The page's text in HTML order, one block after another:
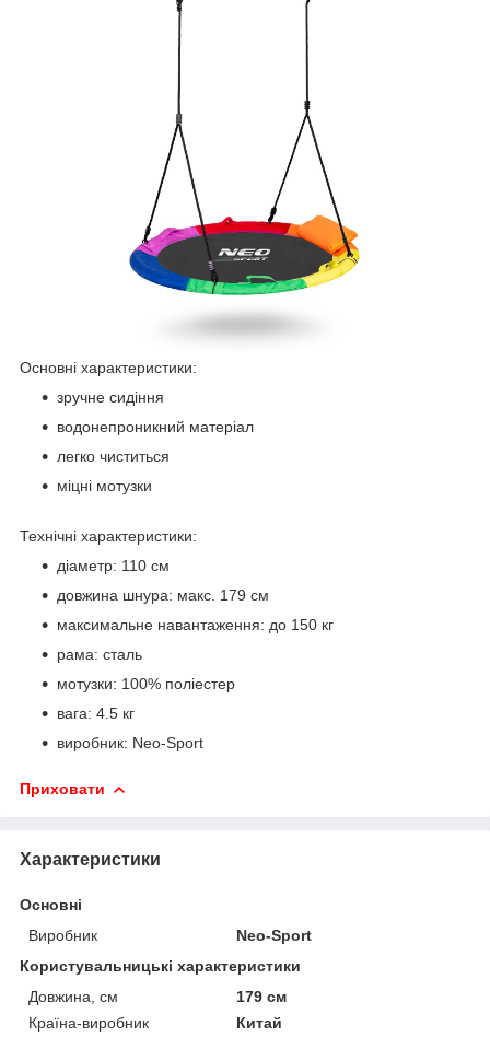
Основні характеристики:
зручне сидіння
водонепроникний матеріал
легко чиститься
міцні мотузки
Технічні характеристики:
діаметр: 110 см
довжина шнура: макс. 179 см
максимальне навантаження: до 150 кг
рама: сталь
мотузки: 100% поліестер
вага: 4.5 кг
виробник: Neo-Sport
Приховати
Характеристики
Основні
Виробник
Neo-Sport
Користувальницькі характеристики
Довжина, см
179 см
Країна-виробник
Китай